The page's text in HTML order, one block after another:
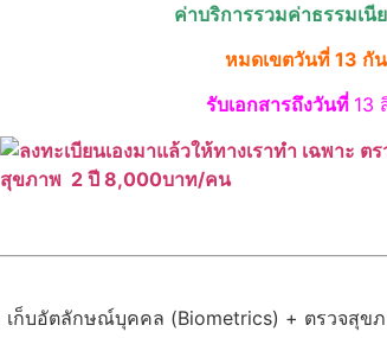
ค่าบริการรวมค่าธรรมเ
หมดเขตวันที่ 13 กั
รับเอกสารถึงวันที่ 13
เก็บอัตลักษณ์บุคคล (Biometrics) + ตรวจ